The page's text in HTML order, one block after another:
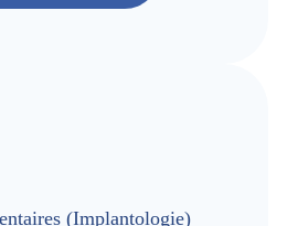
(Implantologie)